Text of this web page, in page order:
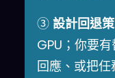
③ 設計回退策
GPU；你要
回應、或把任